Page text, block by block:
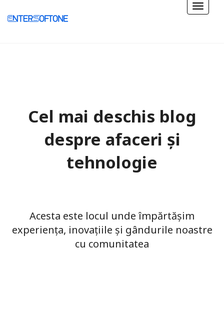
Cel mai deschis blog
despre afaceri și
tehnologie
Acesta este locul unde împărtășim
experiența, inovațiile și gândurile noastre
cu comunitatea